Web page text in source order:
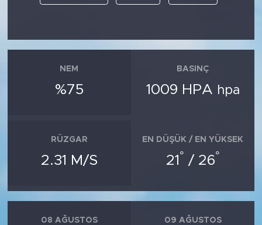
NEM
%75
BASINÇ
1009 HPA hpa
RÜZGAR
2.31 M/S
EN DÜŞÜK / EN YÜKSEK
21 ° / 26°
08 AĞUSTOS 09 AĞUSTOS